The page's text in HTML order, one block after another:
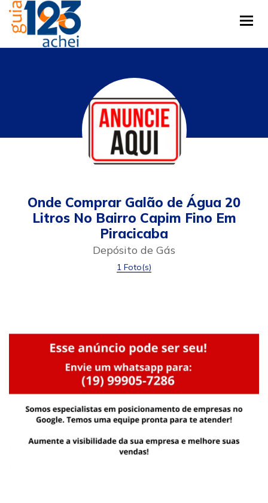
Onde Comprar Galão de Água 20
Litros No Bairro Capim Fino Em
Piracicaba
Depósito de Gás
1 Foto(s)